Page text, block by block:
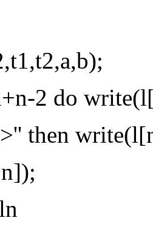
2 do
then